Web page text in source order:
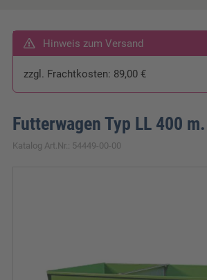
Hinweis zum Versand
zzgl. Frachtkosten: 89,00 €
Futterwagen Typ LL 400
Katalog Art.Nr.: 54449-00-00